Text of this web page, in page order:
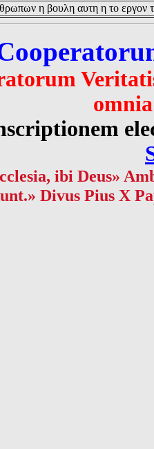
η βουλη αυτη η το εργον
ibi Deus»
Divus Pius X